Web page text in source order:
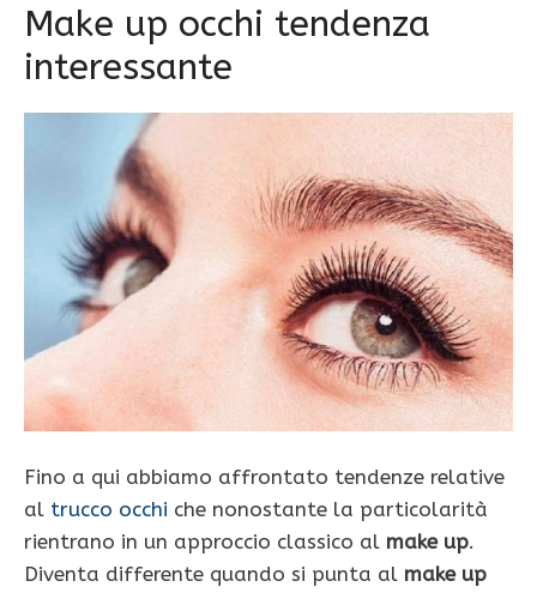
Make up occhi tendenza
interessante
Fino a qui abbiamo affrontato tendenze relative
al trucco occhi che nonostante la particolarità
rientrano in un approccio classico al make up.
Diventa differente quando si punta al make up